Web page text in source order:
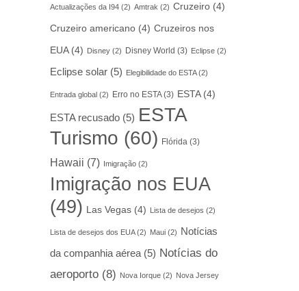
Actualizações da I94(2) Amtrak (2) Cruzeiro(4)
Cruzeiro americano(4) Cruzeiros nos
EUA(4) Disney(2) Disney World (3) Eclipse(2)
Eclipse solar(5) Elegibilidade do ESTA(2)
Entrada global (2) Erro no ESTA(3) ESTA(4)
ESTA recusado(5) ESTA
Turismo (60) Flórida(3)
Hawaii (7) Imigração(2)
Imigração nos EUA
(49) Las Vegas(4) Lista de desejos (2)
Lista de desejos dos EUA(2) Maui(2)
Notícias
da companhia aérea(5) Notícias do
aeroporto(8) Nova Iorque(2) Nova Jersey